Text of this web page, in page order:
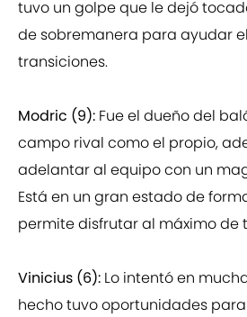
tuvo un golpe que le dejó
de sobremanera para ayudar
transiciones.
Modric (9): Fue el dueño del
campo rival como el propio,
adelantar al equipo con un
Está en un gran estado de
permite disfrutar al máximo de
Vinicius (6): Lo intentó en
hecho tuvo oportunidades